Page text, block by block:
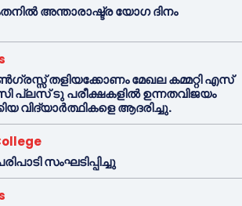
അന്താരാഷ്ട്ര യോഗ ദിനം
തളിയക്കോണം മേഖല കമ്മറ്റി എസ്
ടു പരീക്ഷകളിൽ ഉന്നതവിജയം
വിദ്യാർത്ഥികളെ ആദരിച്ചു.
സംഘടിപ്പിച്ചു